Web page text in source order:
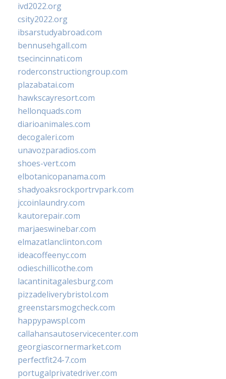
ivd2022.org
csity2022.org
ibsarstudyabroad.com
bennusehgall.com
tsecincinnati.com
roderconstructiongroup.com
plazabatai.com
hawkscayresort.com
hellonquads.com
diarioanimales.com
decogaleri.com
unavozparadios.com
shoes-vert.com
elbotanicopanama.com
shadyoaksrockportrvpark.com
jccoinlaundry.com
kautorepair.com
marjaeswinebar.com
elmazatlanclinton.com
ideacoffeenyc.com
odieschillicothe.com
lacantinitagalesburg.com
pizzadeliverybristol.com
greenstarsmogcheck.com
happypawspl.com
callahansautoservicecenter.com
georgiascornermarket.com
perfectfit24-7.com
portugalprivatedriver.com